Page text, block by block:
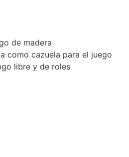
de madera
como cazuela para el juego
libre y de roles